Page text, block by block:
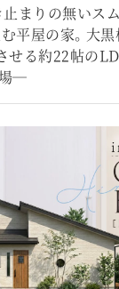
止まりの無いス
平屋の家。大
せる約22帖の
―